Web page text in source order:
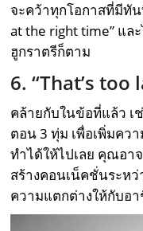
จะคว้าทุกโอกาสที่มีทัน
at the right time” แ
ฮูกราตรีก็ตาม
6. “That’s too
คล้ายกับในข้อที่แล้ว
ตอน 3 ทุ่ม เพื่อเพิ่มคว
ทำได้ให้ไปเลย คุณอา
สร้างคอนเน็คชั่นระหว่
ความแตกต่างให้กับอ